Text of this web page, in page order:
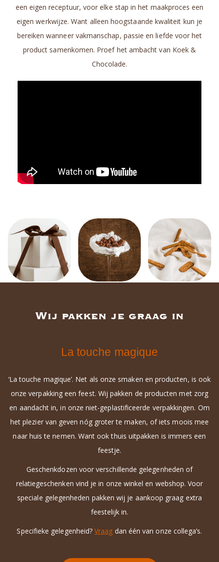
een eigen receptuur, voor elke stap in het maakproces een
eigen werkwijze. Want alleen hoogstaande kwaliteit kun je
bereiken wanneer vakmanschap, passie en liefde voor het
product samenkomen. Proef het ambacht van Koek &
Chocolade.
Wij pakken je graag in
La touche magique
‘La touche magique’. Net als onze smaken en producten, is ook
onze verpakking een feest. Wij pakken de producten met zorg
en aandacht in, in onze niet-geplastificeerde verpakkingen. Om
het plezier van geven nóg groter te maken, of iets moois mee
naar huis te nemen. Want ook thuis uitpakken is immers een
feestje.
Geschenkdozen voor verschillende gelegenheden of
relatiegeschenken vind je in onze winkel en webshop. Voor
speciale gelegenheden pakken wij je aankoop graag extra
feestelijk in.
Specifieke gelegenheid?Vraag dan één van onze collega’s.